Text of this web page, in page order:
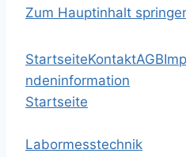
Zum Hauptinhalt
StartseiteKontaktAGB
ndeninformation
Startseite
Labormesstechnik